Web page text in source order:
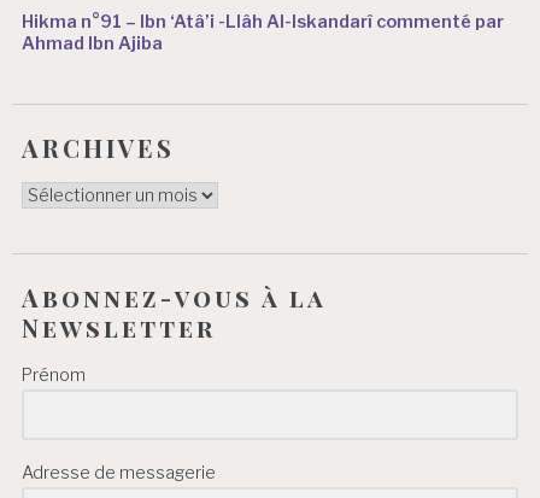
Hikma n°91 – Ibn ‘Atâ’i -Llâh Al-Iskandarî commenté par
Ahmad Ibn Ajiba
ARCHIVES
ARCHIVES
Abonnez-vous à la
Newsletter
Prénom
Adresse de messagerie